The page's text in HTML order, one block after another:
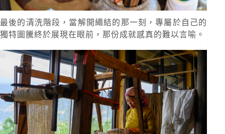
最後的清洗階段，當解開繩結的那一刻，專屬於自己的
獨特圖騰終於展現在眼前，那份成就感真的難以言喻。